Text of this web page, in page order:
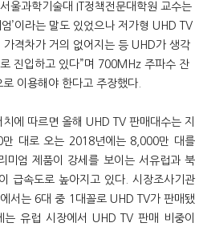
울과학기술대 IT 정책전문대학원 교수는
’이라는 말도 있었으나 저가형 UHD TV
가격차가 거의 없어지는 등 UHD가 생각
진입하고 있다”며 700MHz 주파수 잔
로 이용해야 한다고 주장했다
에 따르면 올해 UHD TV 판매대수는 지
만 대로 오는 2018년에는 8,000만 대를
미엄 제품이 강세를 보이는 서유럽과 북
급속도로 높아지고 있다
시장조사기관
서는 6대 중 1 대꼴로 UHD TV가 판매됐
는 유럽 시장에서 UHD TV 판매 비중이